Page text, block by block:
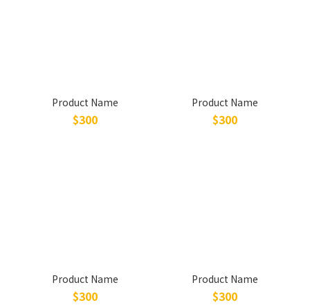
Product Name
$300
Product Name
$300
Product Name
$300
Product Name
$300